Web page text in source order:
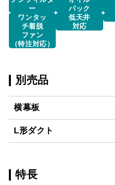
ー
パック
ワンタッ
チ着脱
ファン
（特注対応）
低天井
対応
別売品
横幕板
L形ダクト
LD-15
特長